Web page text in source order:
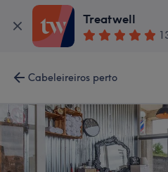
Treatwell
Cabeleireiros perto